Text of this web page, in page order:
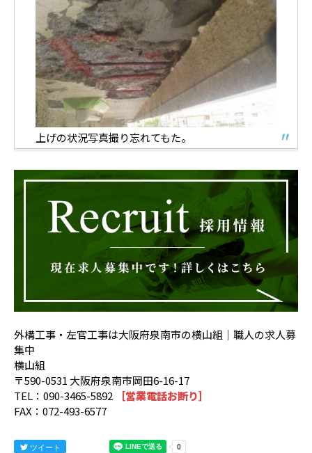
上げの状況写真撮り忘れてもた。
外構工事・左官工事は大阪府泉南市の横山組｜職人の求人募
集中
横山組
〒590-0531 大阪府泉南市岡田6-16-17
TEL：090-3465-5892
［営業電話お断り］
FAX：072-493-6577
ツイート